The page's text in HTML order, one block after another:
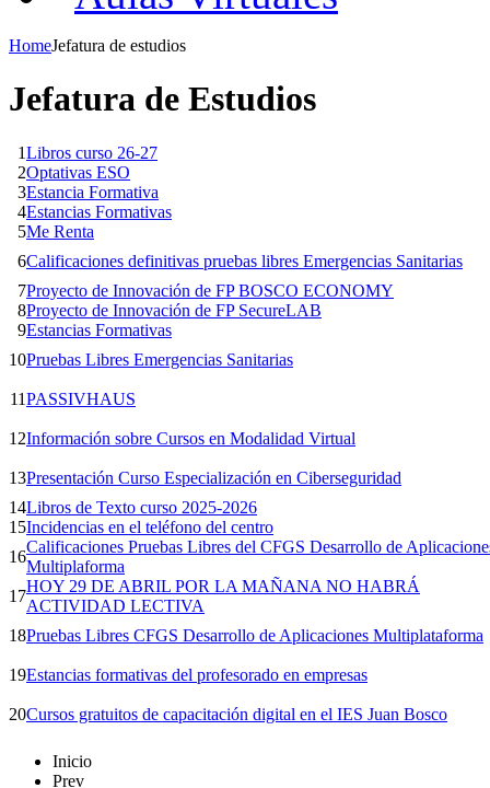
HomeJefatura de estudios
Jefatura de Estudios
1Libros curso 26-27
2Optativas ESO
3Estancia Formativa
4Estancias Formativas
5Me Renta
6Calificaciones definitivas pruebas libres Emergencias Sanitarias
7Proyecto de Innovación de FP BOSCO ECONOMY
8Proyecto de Innovación de FP SecureLAB
9Estancias Formativas
10Pruebas Libres Emergencias Sanitarias
11PASSIVHAUS
12Información sobre Cursos en Modalidad Virtual
13Presentación Curso Especialización en Ciberseguridad
14Libros de Texto curso 2025-2026
15Incidencias en el teléfono del centro
16
Calificaciones Pruebas Libres del CFGS Desarrollo de
Multiplaforma
17
HOY 29 DE ABRIL POR LA MAÑANA NO HABRÁ
ACTIVIDAD LECTIVA
18Pruebas Libres CFGS Desarrollo de Aplicaciones Multiplataforma
19Estancias formativas del profesorado en empresas
20Cursos gratuitos de capacitación digital en el IES Juan Bosco
Inicio
Prev